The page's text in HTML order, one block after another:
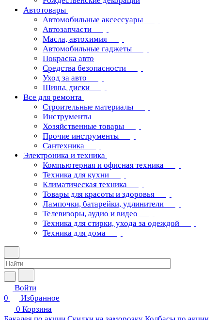
Автотовары
Автомобильные аксессуары
Автозапчасти
Масла, автохимия
Автомобильные гаджеты
Покраска авто
Средства безопасности
Уход за авто
Шины, диски
Все для ремонта
Строительные материалы
Инструменты
Хозяйственные товары
Прочие инструменты
Сантехника
Электроника и техника
Компьютерная и офисная техника
Техника для кухни
Климатическая техника
Товары для красоты и здоровья
Лампочки, батарейки, удлинители
Телевизоры, аудио и видео
Техника для стирки, ухода за одеждой
Техника для дома
Войти
0
Избранное
0 Корзина